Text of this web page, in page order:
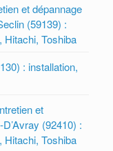
et dépannage
(59139) :
Hitachi, Toshiba
: installation,
et
(92410) :
Hitachi, Toshiba